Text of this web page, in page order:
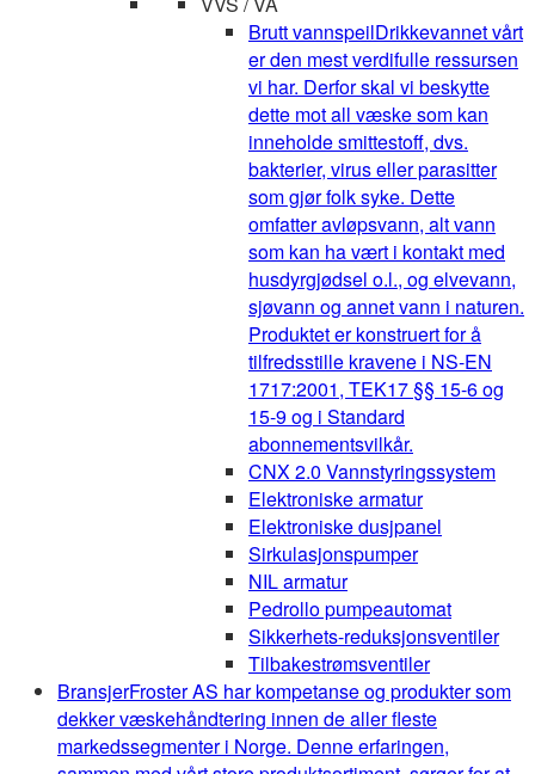
Brutt vannspeilDrikkevannet vårt
er den mest verdifulle ressursen
vi har. Derfor skal vi beskytte
dette mot all væske som kan
inneholde smittestoff, dvs.
bakterier, virus eller parasitter
som gjør folk syke. Dette
omfatter avløpsvann, alt vann
som kan ha vært i kontakt med
husdyrgjødsel o.l., og elvevann,
sjøvann og annet vann i naturen.
Produktet er konstruert for å
tilfredsstille kravene i NS-EN
1717:2001, TEK17 §§ 15-6 og
15-9 og i Standard
abonnementsvilkår.
CNX 2.0 Vannstyringssystem
Elektroniske armatur
Elektroniske dusjpanel
Sirkulasjonspumper
NIL armatur
Pedrollo pumpeautomat
Sikkerhets-reduksjonsventiler
Tilbakestrømsventiler
BransjerFroster AS har kompetanse og produkter som
dekker væskehåndtering innen de aller fleste
markedssegmenter i Norge. Denne erfaringen,